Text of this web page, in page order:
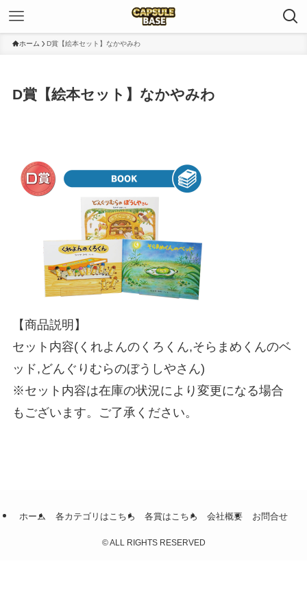
ホーム D賞【絵本セット】なかやみわ
D賞【絵本セット】なかやみわ
【商品説明】
セット内容(くれよんのくろくん,そらまめくんのベ
ッド,どんぐりむらのぼうしやさん)
※セット内容は在庫の状況により変更になる場合
もございます。ご了承ください。
ホーム 各カテゴリはこちら 各賞はこちら 会社概要 お問合せ
©ALL RIGHTS RESERVED